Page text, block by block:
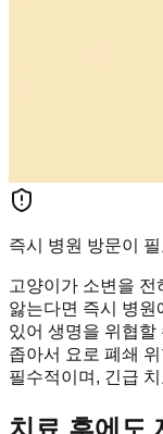
즉시 병원 방문이
고양이가 소변을 전
앓는다면 즉시 병원
있어 생명을 위협할
좁아서 요로 폐쇄
필수적이며, 긴급
치료 후에도